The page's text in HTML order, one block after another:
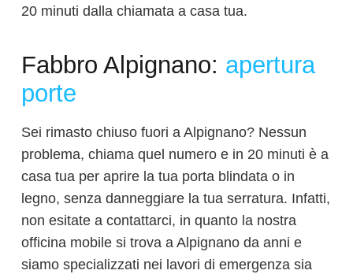
20 minuti dalla chiamata a casa tua.
Fabbro Alpignano: apertura
porte
Sei rimasto chiuso fuori a Alpignano? Nessun
problema, chiama quel numero e in 20 minuti è a
casa tua per aprire la tua porta blindata o in
legno, senza danneggiare la tua serratura. Infatti,
non esitate a contattarci, in quanto la nostra
officina mobile si trova a Alpignano da anni e
siamo specializzati nei lavori di emergenza sia